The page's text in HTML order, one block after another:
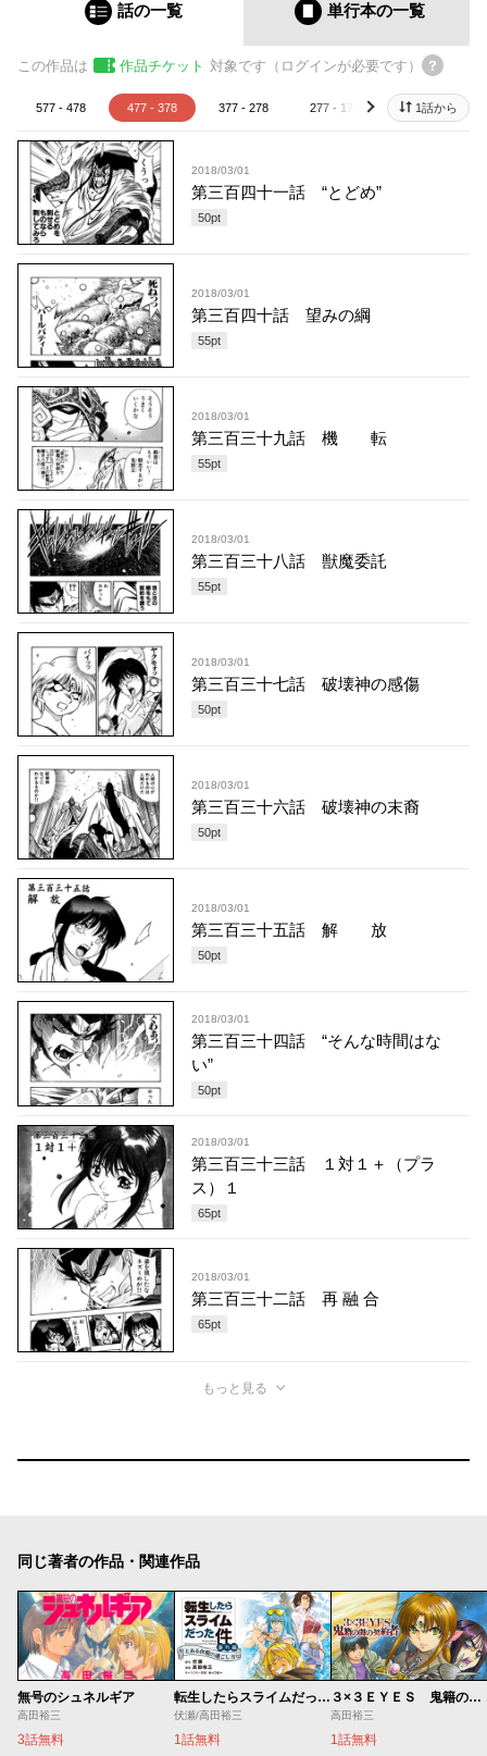
話の一覧 単行本の一覧
この作品は 作品チケット 対象です（ログインが必要です）
577 - 478 477 - 378 377 - 278 277 - 178 177 - 78
next 1話から
2018/03/01
第三百四十一話 “とどめ”
50pt
2018/03/01
第三百四十話 望みの綱
55pt
2018/03/01
第三百三十九話 機 転
55pt
2018/03/01
第三百三十八話 獣魔委託
55pt
2018/03/01
第三百三十七話 破壊神の感傷
50pt
2018/03/01
第三百三十六話 破壊神の末裔
50pt
2018/03/01
第三百三十五話 解 放
50pt
2018/03/01
第三百三十四話 “そんな時間はな
い”
50pt
2018/03/01
第三百三十三話 １対１＋（プラ
ス）１
65pt
2018/03/01
第三百三十二話 再 融 合
65pt
もっと見る
同じ著者の作品・関連作品
無号のシュネルギア
高田裕三
3話無料
転生したらスライムだった件 番外編 とある休暇の過ごし方
伏瀬/高田裕三
1話無料
３×３ＥＹＥＳ 鬼籍の闇の契約者
高田裕三
1話無料